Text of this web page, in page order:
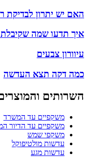
האם יש יתרון לבדיקת
איך תדעו שמה
עיוורון צבעים
כמה דקה תצא העדשה
השרותים
משקפיים עד המשרד
משקפיים עד הדיור
משקפי שמש
עדשות מולטיפוקל
עדשות מגע